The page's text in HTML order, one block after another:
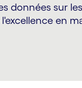
données sur
en